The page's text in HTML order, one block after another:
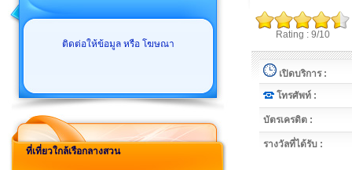
ติดต่อให้ข้อมูล หรือ โฆษณา
ที่เที่ยวใกล้เรือกลางสวน
Rating : 9/10
เปิดบริการ :
โทรศัพท์ :
บัตรเครดิต :
รางวัลที่ได้รับ :